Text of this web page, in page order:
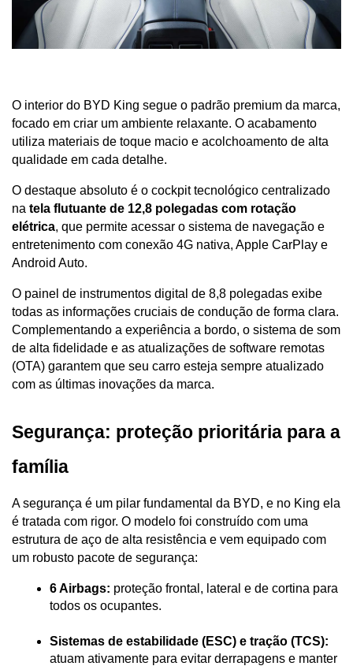
O interior do BYD King segue o padrão premium da marca,
focado em criar um ambiente relaxante. O acabamento
utiliza materiais de toque macio e acolchoamento de alta
qualidade em cada detalhe.
O destaque absoluto é o cockpit tecnológico centralizado
na tela flutuante de 12,8 polegadas com rotação
elétrica, que permite acessar o sistema de navegação e
entretenimento com conexão 4G nativa, Apple CarPlay e
Android Auto.
O painel de instrumentos digital de 8,8 polegadas exibe
todas as informações cruciais de condução de forma clara.
Complementando a experiência a bordo, o sistema de som
de alta fidelidade e as atualizações de software remotas
(OTA) garantem que seu carro esteja sempre atualizado
com as últimas inovações da marca.
Segurança: proteção prioritária para a
família
A segurança é um pilar fundamental da BYD, e no King ela
é tratada com rigor. O modelo foi construído com uma
estrutura de aço de alta resistência e vem equipado com
um robusto pacote de segurança:
6 Airbags: proteção frontal, lateral e de cortina para
todos os ocupantes.
Sistemas de estabilidade (ESC) e tração (TCS):
atuam ativamente para evitar derrapagens e manter